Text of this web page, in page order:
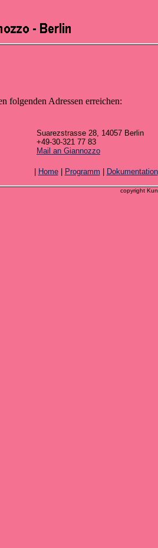
folgenden Adressen erreichen:
Suarezstrasse 28, 14057 Berlin
+49-30-321 77 83
Mail an Giannozzo
Home| Programm Dokumentation
copyright